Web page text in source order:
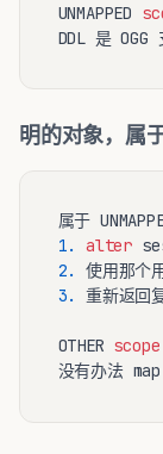
UNMAPPED
DDL 是 OGG
明的对象，属
属于
1.
alter
2.
3.
重新返回
OTHER scope
没有办法